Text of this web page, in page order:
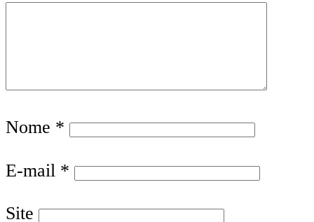
Nome *
E-mail *
Site